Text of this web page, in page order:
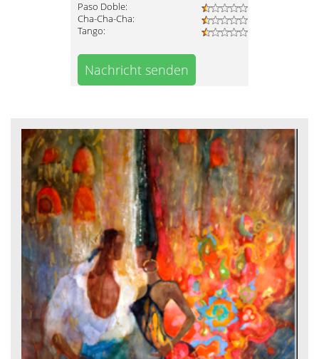
Paso Doble:
Cha-Cha-Cha:
Tango:
Nachricht senden